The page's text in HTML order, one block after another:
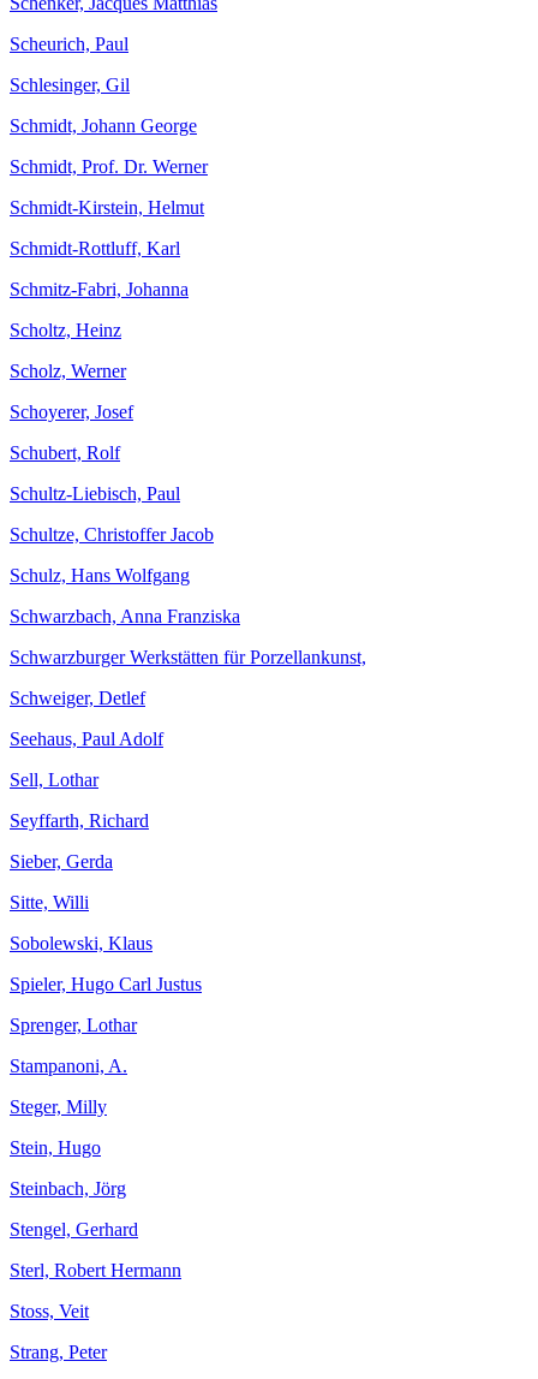
Scheurich, Paul
Schlesinger, Gil
Schmidt, Johann George
Schmidt, Prof. Dr. Werner
Schmidt-Kirstein, Helmut
Schmidt-Rottluff, Karl
Schmitz-Fabri, Johanna
Scholtz, Heinz
Scholz, Werner
Schoyerer, Josef
Schubert, Rolf
Schultz-Liebisch, Paul
Schultze, Christoffer Jacob
Schulz, Hans Wolfgang
Schwarzbach, Anna Franziska
Schwarzburger Werkstätten für Porzellankunst,
Schweiger, Detlef
Seehaus, Paul Adolf
Sell, Lothar
Seyffarth, Richard
Sieber, Gerda
Sitte, Willi
Sobolewski, Klaus
Spieler, Hugo Carl Justus
Sprenger, Lothar
Stampanoni, A.
Steger, Milly
Stein, Hugo
Steinbach, Jörg
Stengel, Gerhard
Sterl, Robert Hermann
Stoss, Veit
Strang, Peter